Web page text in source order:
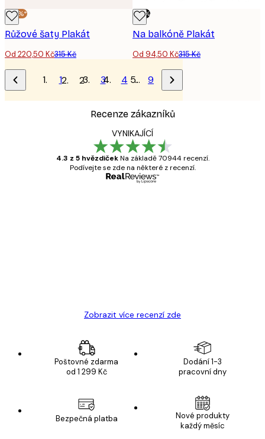
-30%*
Růžové šaty Plakát
Od 220,50 Kč315 Kč
-70%
Na balkóně Plakát
Od 94,50 Kč315 Kč
1 2 3 4 … 9
Recenze zákazníků
VYNIKAJÍCÍ
4.3 z 5 hvězdiček Na základě 70944 recenzí.
Podívejte se zde na některé z recenzí.
Zobrazit více recenzí zde
Poštovné zdarma
od 1 299 Kč
Dodání 1-3
pracovní dny
Bezpečná platba
Nové produkty
každý měsíc